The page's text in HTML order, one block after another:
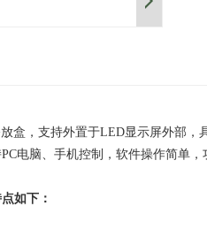
盒，支持外置于LED显示屏外部
电脑、手机控制，软件操作简单
如下：